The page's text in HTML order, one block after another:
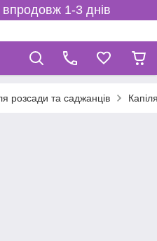
1-3 днів
розсади та саджанців